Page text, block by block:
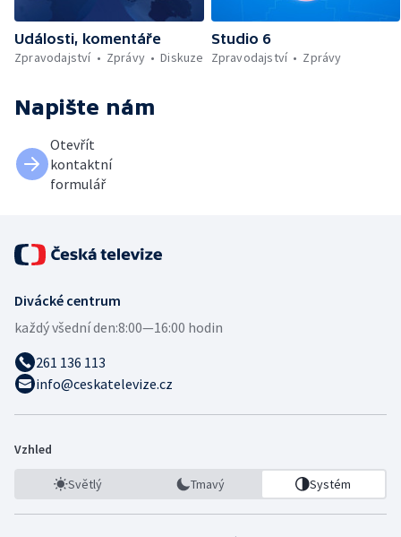
Události, komentáře
Zpravodajství
Zprávy Diskuze
Studio 6
Zpravodajství
Zprávy
Napište nám
Otevřít
kontaktní
formulář
Divácké centrum
každý všední den:8:00—16:00 hodin
261 136 113
info@ceskatelevize.cz
Vzhled
Světlý Tmavý Systém